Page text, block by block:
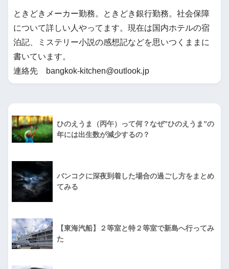
ときどきメーカー勤務。ときどき銀行勤務。社会保障
について詳しい人やってます。現在は国内ホテルの宿
泊記、ミステリー小説の感想記などを思いつくままに
書いています。
連絡先 bangkok-kitchen@outlook.jp
ひのえうま（丙午）って何？なぜ”ひのえうま”の
年には出生数が減少するの？
バンコクに深夜到着した場合の過ごし方をまとめ
てみる
【東海汽船】２等室と特２等室で新島へ行ってみ
た